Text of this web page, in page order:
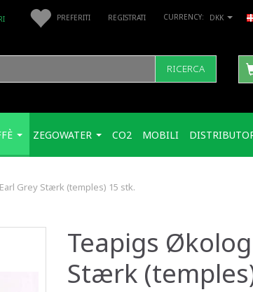
DKK
PREFERITI REGISTRATI
RICERCA
ZEGOWATER CO2 MOBILI
Grey Stærk (temples) 15 stk.
Teapigs
Stærk